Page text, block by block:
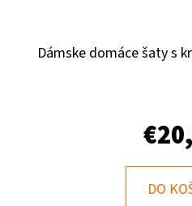
Dámske domáce šaty s
DO